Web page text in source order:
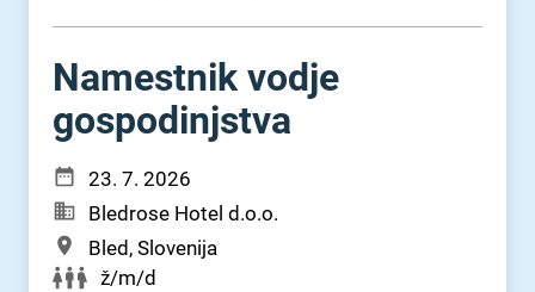
Namestnik vodje
gospodinjstva
23. 7. 2026
Bledrose Hotel d.o.o.
Bled, Slovenija
ž/m/d